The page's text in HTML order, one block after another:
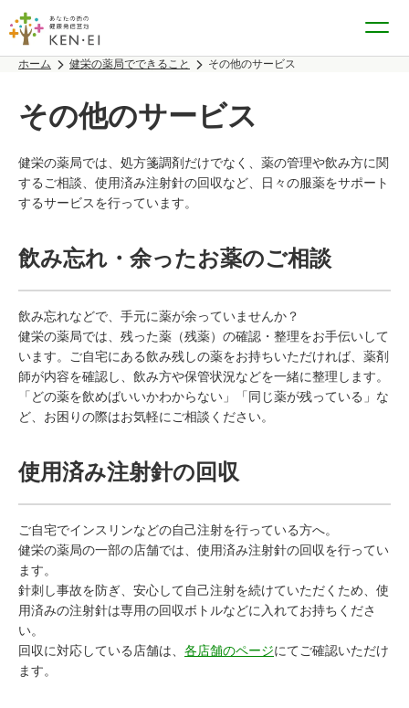
ホーム 健栄の薬局でできること その他のサービス
その他のサービス
健栄の薬局では、処方箋調剤だけでなく、薬の管理や飲み方に関
するご相談、使用済み注射針の回収など、日々の服薬をサポート
するサービスを行っています。
飲み忘れ・余ったお薬のご相談
飲み忘れなどで、手元に薬が余っていませんか？
健栄の薬局では、残った薬（残薬）の確認・整理をお手伝いして
います。ご自宅にある飲み残しの薬をお持ちいただければ、薬剤
師が内容を確認し、飲み方や保管状況などを一緒に整理します。
「どの薬を飲めばいいかわからない」「同じ薬が残っている」な
ど、お困りの際はお気軽にご相談ください。
使用済み注射針の回収
ご自宅でインスリンなどの自己注射を行っている方へ。
健栄の薬局の一部の店舗では、使用済み注射針の回収を行ってい
ます。
針刺し事故を防ぎ、安心して自己注射を続けていただくため、使
用済みの注射針は専用の回収ボトルなどに入れてお持ちくださ
い。
回収に対応している店舗は、 各店舗のページにてご確認いただけ
ます。